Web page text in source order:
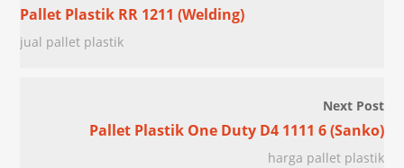
Pallet Plastik RR 1211 (Welding)
jual pallet plastik
Next Post
Pallet Plastik One Duty D4 1111 6 (Sanko)
harga pallet plastik